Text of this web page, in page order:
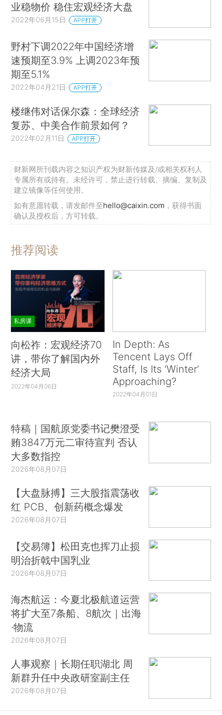
业稳物价 稳住宏观经济大盘
2022年06月15日 APP打开
野村下调2022年中国经济增
速预期至3.9% 上调2023年预
期至5.1%
2022年04月21日 APP打开
楼继伟对话保尔森：全球经济
复苏、中美合作前景如何？
2022年02月11日 APP打开
财新网所刊载内容之知识产权为财新传媒及/或相关权利人
专属所有或持有。未经许可，禁止进行转载、摘编、复制及
建立镜像等任何使用。
如有意愿转载，请发邮件至hello@caixin.com ，获得书面
确认及授权后，方可转载。
推荐阅读
私房课
向松祚：宏观经济70
讲，带你了解国内外
经济大局
2022年04月06日
In Depth: As
Tencent Lays Off
Staff, Is Its ‘Winter’
Approaching?
2022年04月01日
特稿｜国航原党委书记樊澄受
贿3847万元二审待宣判 否认
大多数指控
2026年08月07日
【大盘脉搏】三大股指震荡收
红 PCB、创新药概念爆发
2026年08月07日
【交易簿】松田克也挥刀止损
明治折戟中国乳业
2026年08月07日
海杰航运：今夏北极航道运营
将扩大至7条船、8航次｜出海
·物流
2026年08月07日
人事观察｜长期任职湖北 周
新群升任中央政研室副主任
2026年08月07日